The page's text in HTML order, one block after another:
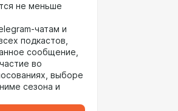
не меньше
чатам и
подкастов,
сообщение,
во
выборе
сезона и